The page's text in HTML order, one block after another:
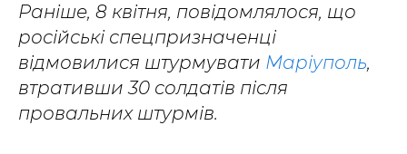
Раніше, 8 квітня, повідомлялося, що
російські спецпризначенці
відмовилися штурмувати Маріуполь,
втративши 30 солдатів після
провальних штурмів.